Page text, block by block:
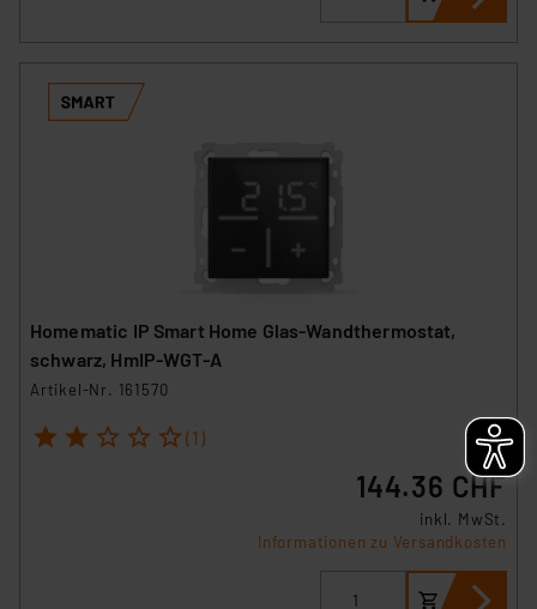
Homematic IP Smart Home Glas-Wandthermostat,
schwarz, HmIP-WGT-A
Artikel-Nr. 161570
1 2 3 4 5 (1)
144.36 CHF
inkl. MwSt.
Informationen zu Versandkosten